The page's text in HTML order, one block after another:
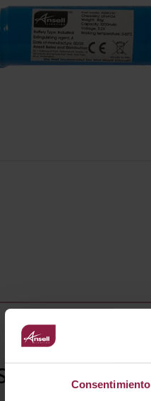
Consentimiento